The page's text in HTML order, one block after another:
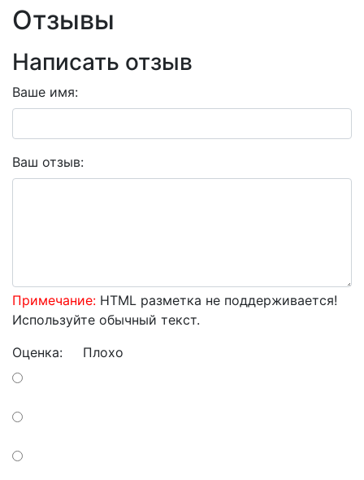
Отзывы
Написать отзыв
Ваше имя:
Ваш отзыв:
Примечание: HTML разметка не поддерживается!
Используйте обычный текст.
Оценка: Плохо